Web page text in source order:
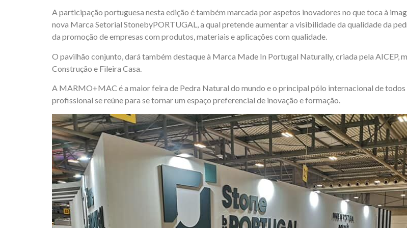
A participação portuguesa nesta edição é também marcada por aspetos inovadores no que toca à
nova Marca Setorial StonebyPORTUGAL, a qual pretende aumentar a visibilidade da qualidade da
da promoção de empresas com produtos, materiais e aplicações com qualidade.
O pavilhão conjunto, dará também destaque à Marca Made In Portugal Naturally, criada pela
Construção e Fileira Casa.
A MARMO+MAC é a maior feira de Pedra Natural do mundo e o principal pólo internacional de
profissional se reúne para se tornar um espaço preferencial de inovação e formação.